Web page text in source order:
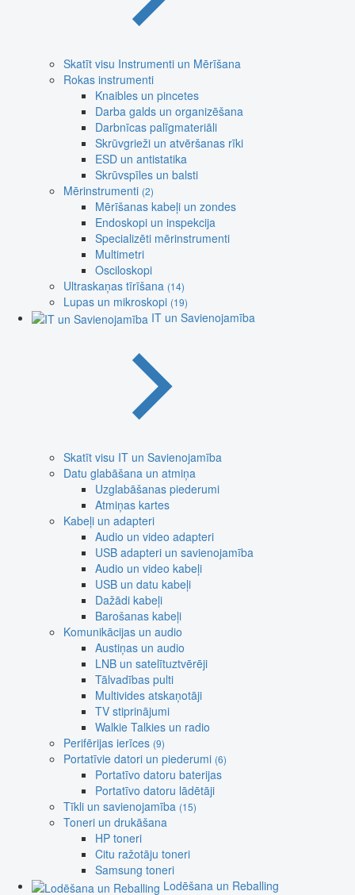
Skatīt visu Instrumenti un Mērīšana
Rokas instrumenti
Knaibles un pincetes
Darba galds un organizēšana
Darbnīcas palīgmateriāli
Skrūvgrieži un atvēršanas rīki
ESD un antistatika
Skrūvspīles un balsti
Mērinstrumenti (2)
Mērīšanas kabeļi un zondes
Endoskopi un inspekcija
Specializēti mērinstrumenti
Multimetri
Osciloskopi
Ultraskaņas tīrīšana (14)
Lupas un mikroskopi (19)
IT un Savienojamība
Skatīt visu IT un Savienojamība
Datu glabāšana un atmiņa
Uzglabāšanas piederumi
Atmiņas kartes
Kabeļi un adapteri
Audio un video adapteri
USB adapteri un savienojamība
Audio un video kabeļi
USB un datu kabeļi
Dažādi kabeļi
Barošanas kabeļi
Komunikācijas un audio
Austiņas un audio
LNB un satelītuztvērēji
Tālvadības pulti
Multivides atskaņotāji
TV stiprinājumi
Walkie Talkies un radio
Perifērijas ierīces (9)
Portatīvie datori un piederumi (6)
Portatīvo datoru baterijas
Portatīvo datoru lādētāji
Tīkli un savienojamība (15)
Toneri un drukāšana
HP toneri
Citu ražotāju toneri
Samsung toneri
Lodēšana un Reballing